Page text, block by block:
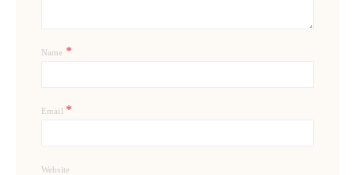
Name *
Email *
Website